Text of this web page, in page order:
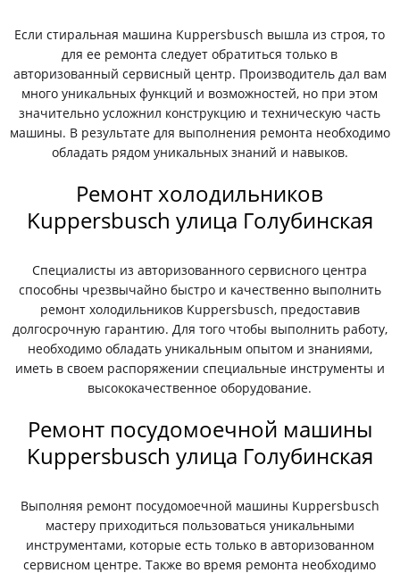
Если стиральная машина Kuppersbusch вышла из строя, то
для ее ремонта следует обратиться только в
авторизованный сервисный центр. Производитель дал вам
много уникальных функций и возможностей, но при этом
значительно усложнил конструкцию и техническую часть
машины. В результате для выполнения ремонта необходимо
обладать рядом уникальных знаний и навыков.
Ремонт холодильников
Kuppersbusch улица Голубинская
Специалисты из авторизованного сервисного центра
способны чрезвычайно быстро и качественно выполнить
ремонт холодильников Kuppersbusch, предоставив
долгосрочную гарантию. Для того чтобы выполнить работу,
необходимо обладать уникальным опытом и знаниями,
иметь в своем распоряжении специальные инструменты и
высококачественное оборудование.
Ремонт посудомоечной машины
Kuppersbusch улица Голубинская
Выполняя ремонт посудомоечной машины Kuppersbusch
мастеру приходиться пользоваться уникальными
инструментами, которые есть только в авторизованном
сервисном центре. Также во время ремонта необходимо